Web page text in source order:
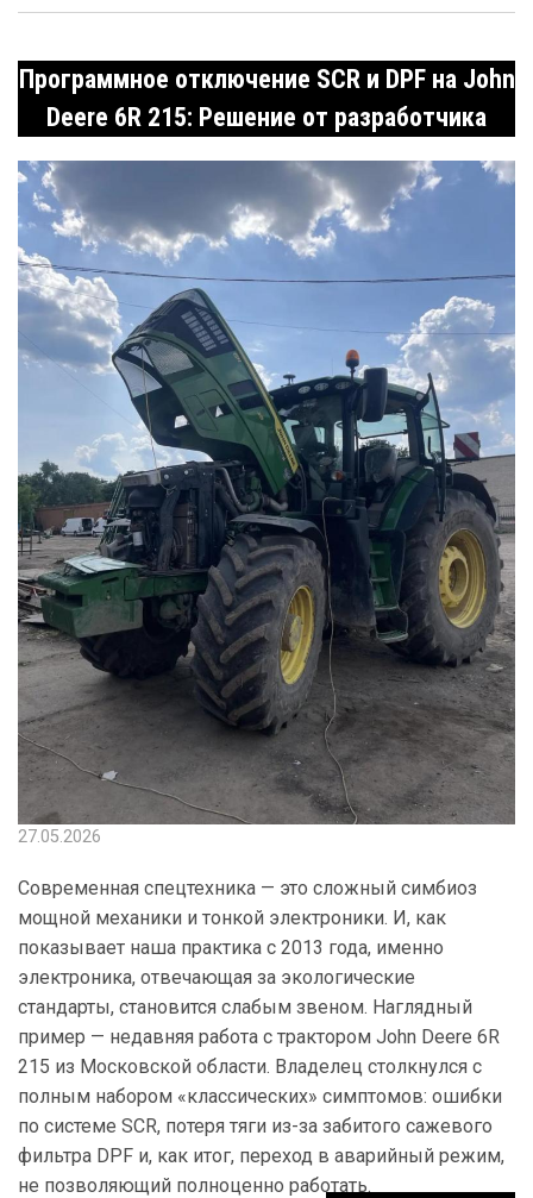
Программное отключение SCR и DPF на John
Deere 6R 215: Решение от разработчика
27.05.2026
Современная спецтехника — это сложный симбиоз
мощной механики и тонкой электроники. И, как
показывает наша практика с 2013 года, именно
электроника, отвечающая за экологические
стандарты, становится слабым звеном. Наглядный
пример — недавняя работа с трактором John Deere 6R
215 из Московской области. Владелец столкнулся с
полным набором «классических» симптомов: ошибки
по системе SCR, потеря тяги из-за забитого сажевого
фильтра DPF и, как итог, переход в аварийный режим,
не позволяющий полноценно работать.